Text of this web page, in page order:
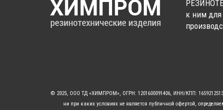
к ним для
© 2025, ООО ТД «ХИМПРОМ», ОГРН: 1201600091406, ИНН/КПП:
ни при каких условиях не является публичной офертой,